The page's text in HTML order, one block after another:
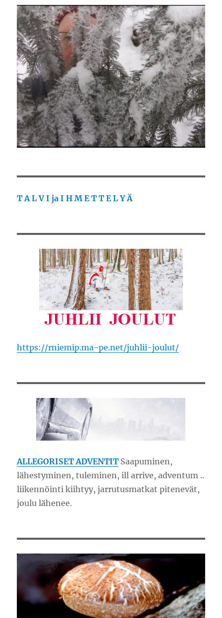
T A L V I ja I H M E T T E L Y Ä
https://rniemip.ma-pe.net/juhlii-joulut/
ALLEGORISET ADVENTIT Saapuminen,
lähestyminen, tuleminen, ill arrive, adventum ..
liikennöinti kiihtyy, jarrutusmatkat pitenevät,
joulu lähenee.